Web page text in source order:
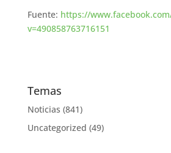
Fuente: https://
v=490858763716151
Temas
Noticias (841)
Uncategorized (49)